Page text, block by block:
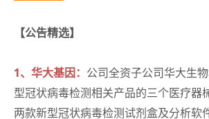
【公告精选】
1、华大基因： 公司全资子公司华大生
型冠状病毒检测相关产品的三个医疗器
两款新型冠状病毒检测试剂盒及分析软